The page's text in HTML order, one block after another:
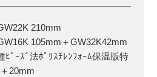
210mm
105mm＋GW32K42mm
ﾞｰｽﾞ法ﾎﾟﾘｽﾁﾚﾝﾌｫｰﾑ保温版特
20mm